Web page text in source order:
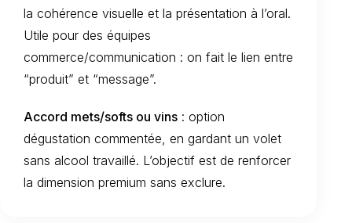
la cohérence visuelle et la présentation à l’oral.
Utile pour des équipes
commerce/communication : on fait le lien entre
“produit” et “message”.
Accord mets/softs ou vins : option
dégustation commentée, en gardant un volet
sans alcool travaillé. L’objectif est de renforcer
la dimension premium sans exclure.